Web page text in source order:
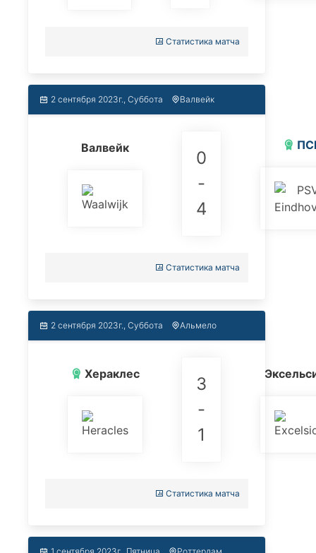
Статистика матча
2 сентября 2023г., Суббота Валвейк
Валвейк
0
-
4
Статистика матча
2 сентября 2023г., Суббота Альмело
Хераклес
3
-
1
Статистика матча